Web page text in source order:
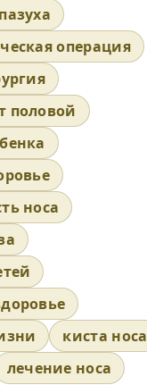
операция
половой
носа
киста носа
лечение носа